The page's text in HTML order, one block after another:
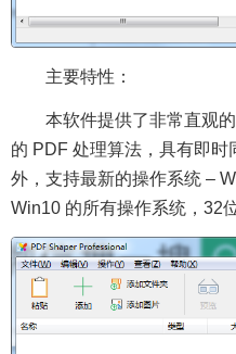
主要特性：
本软件提供了非常直观的
的 PDF 处理算法，具有即
外，支持最新的操作系统 –
Win10 的所有操作系统，32